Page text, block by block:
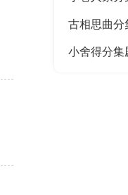
古相思曲分
小舍得分集